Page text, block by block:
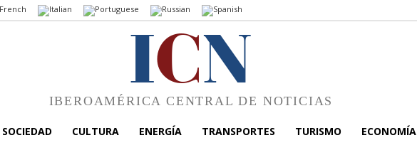
ICN
IBEROAMÉRICA CENTRAL DE NOTICIAS
SOCIEDAD CULTURA ENERGÍA TRANSPORTES TURISMO ECONOMÍA